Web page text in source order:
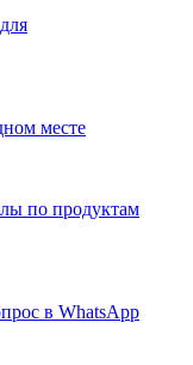
месте
по продуктам
в WhatsApp